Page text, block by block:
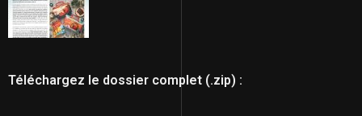
Téléchargez le dossier complet (.zip) :